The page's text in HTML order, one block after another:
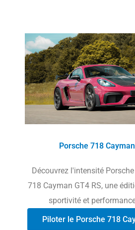
Porsche 718
Découvrez l'intensité
718 Cayman GT4 RS, une
sportivité et
Piloter le Porsche 718